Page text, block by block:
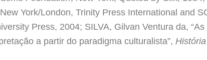
York/London, Trinity Press International and
Press, 2004; SILVA, Gilvan Ventura da,
a partir do paradigma culturalista”,